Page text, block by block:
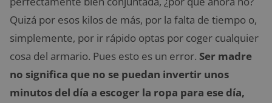
Quizá por esos kilos de más, por la falta de tiempo o,
simplemente, por ir rápido optas por coger cualquier
cosa del armario. Pues esto es un error. Ser madre
no significa que no se puedan invertir unos
minutos del día a escoger la ropa para ese día,